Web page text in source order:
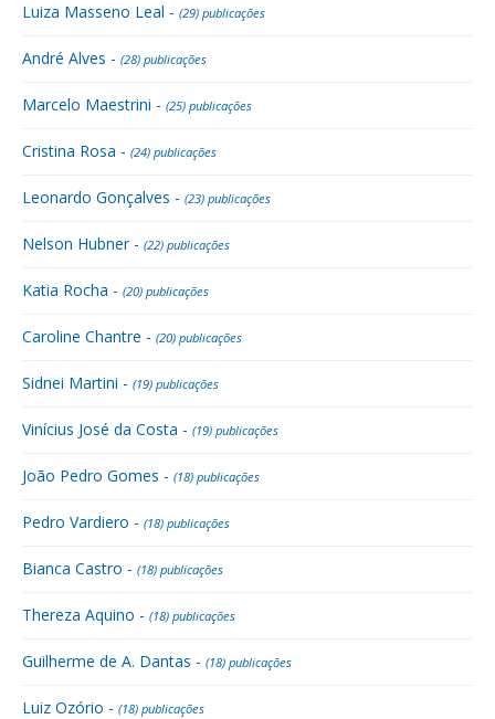
Luiza Masseno Leal - (29) publicações
André Alves - (28) publicações
Marcelo Maestrini - (25) publicações
Cristina Rosa - (24) publicações
Leonardo Gonçalves - (23) publicações
Nelson Hubner - (22) publicações
Katia Rocha - (20) publicações
Caroline Chantre - (20) publicações
Sidnei Martini - (19) publicações
Vinícius José da Costa - (19) publicações
João Pedro Gomes - (18) publicações
Pedro Vardiero - (18) publicações
Bianca Castro - (18) publicações
Thereza Aquino - (18) publicações
Guilherme de A. Dantas - (18) publicações
Luiz Ozório - (18) publicações